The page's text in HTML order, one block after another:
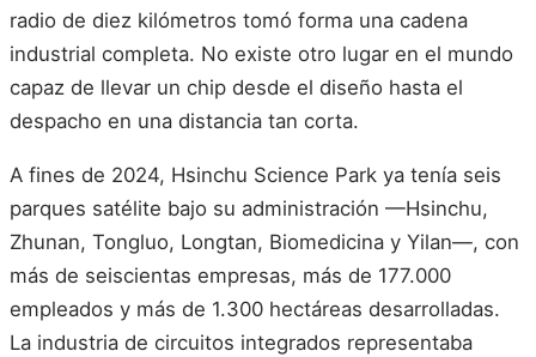
radio de diez kilómetros tomó forma una cadena
industrial completa. No existe otro lugar en el mundo
capaz de llevar un chip desde el diseño hasta el
despacho en una distancia tan corta.
A fines de 2024, Hsinchu Science Park ya tenía seis
parques satélite bajo su administración —Hsinchu,
Zhunan, Tongluo, Longtan, Biomedicina y Yilan—, con
más de seiscientas empresas, más de 177.000
empleados y más de 1.300 hectáreas desarrolladas.
La industria de circuitos integrados representaba